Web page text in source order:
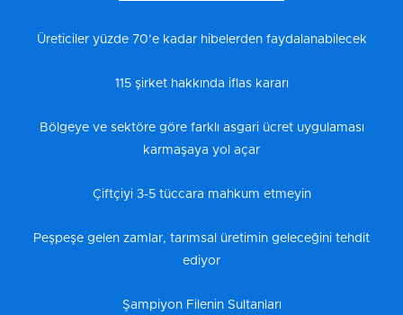
Üreticiler yüzde 70’e kadar hibelerden faydalanabilecek
115 şirket hakkında iflas kararı
Bölgeye ve sektöre göre farklı asgari ücret uygulaması
karmaşaya yol açar
Çiftçiyi 3-5 tüccara mahkum etmeyin
Peşpeşe gelen zamlar, tarımsal üretimin geleceğini tehdit
ediyor
Şampiyon Filenin Sultanları